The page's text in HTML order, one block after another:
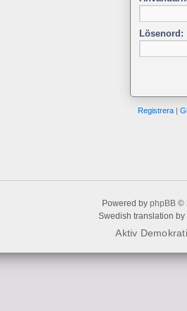
Lösenord:
Registrera|
Powered by phpBB©
Swedish translation by
Aktiv Demokrati